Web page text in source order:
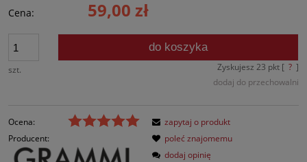
Cena: 59,00 zł
szt.
do koszyka
Zyskujesz 23 pkt [ ? ]
dodaj do przechowalni
Ocena:
Producent:
zapytaj o produkt
poleć znajomemu
dodaj opinię